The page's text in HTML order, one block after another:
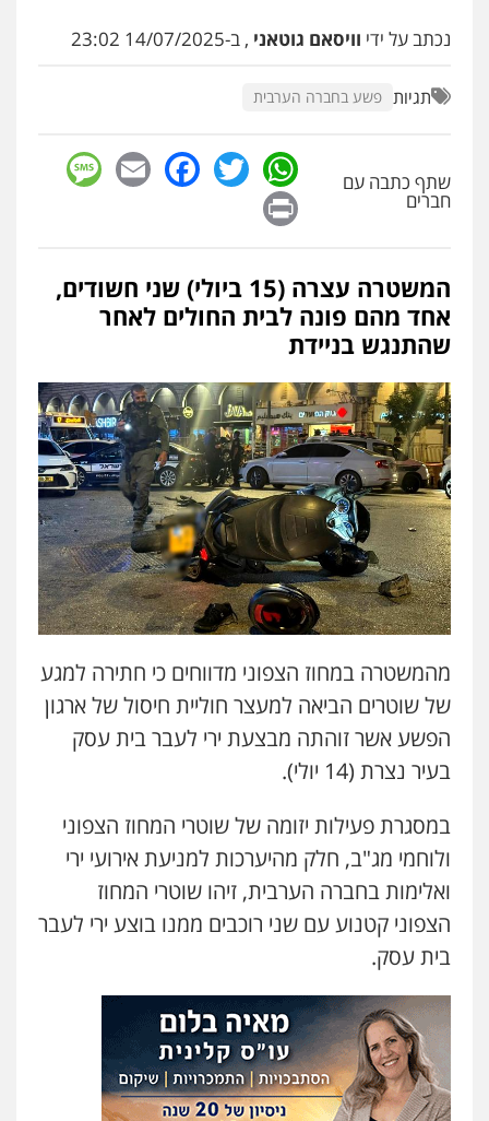
פלילי דיני תעבורה מעצרים וחקירות
פשיעה חמורה אסירים
פשיעה חמורה ארגוני פשע עבירות
עבירות מין
0509930581
פלילי תעבורה
0523379525
עו"ד אליה חן ברק
פלילי פשיעה חמורה ליווי וייצוג בחקירות
ומעצרים אסירים נוער
0525914163
עו"ד אריה פטר
לשעבר סגן מנהל המחלקה הפלילית
בפרקליטות המדינה
0506217994
פלילי צבאי צווארון לבן והונאה ביטוח לאומי
0549911449
עו"ד עידית שינו-אמיתי
פלילי עורכי דין לענייני אסירים
0507587013
עו"ד אביגדור פלדמן
פלילי אסירים צווארון לבן זכויות אדם אזרחי
עו"ד נס בן נתן
פלילי כלכלי פשיעה חמורה
0505555110
נכתב על ידי וויסאם גוטאני , ב-14/07/2025 23:02
תגיות פשע בחברה הערבית
שתף כתבה עם
חברים
WhatsApp
Twitter
Facebook
Email
המשטרה עצרה (15 ביולי) שני חשודים,
אחד מהם פונה לבית החולים לאחר
שהתנגש בניידת
מהמשטרה במחוז הצפוני מדווחים כי חתירה למגע
של שוטרים הביאה למעצר חוליית חיסול של ארגון
הפשע אשר זוהתה מבצעת ירי לעבר בית עסק
בעיר נצרת (14 יולי).
במסגרת פעילות יזומה של שוטרי המחוז הצפוני
ולוחמי מג"ב, חלק מהיערכות למניעת אירועי ירי
ואלימות בחברה הערבית, זיהו שוטרי המחוז
הצפוני קטנוע עם שני רוכבים ממנו בוצע ירי לעבר
בית עסק.